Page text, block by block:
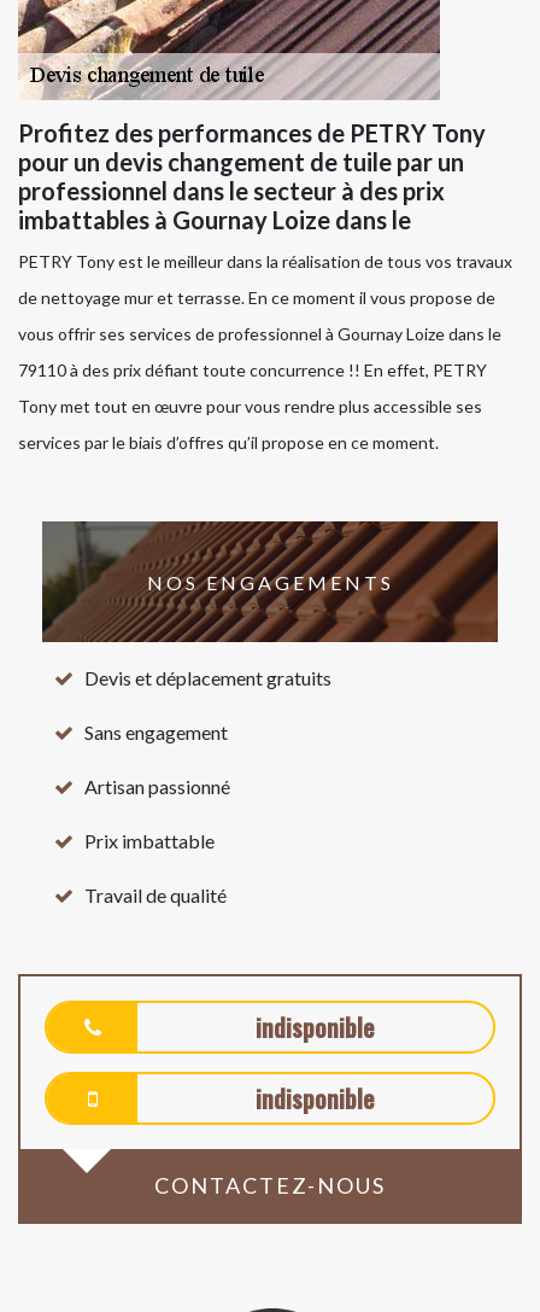
Profitez des performances de PETRY Tony
pour un devis changement de tuile par un
professionnel dans le secteur à des prix
imbattables à Gournay Loize dans le
PETRY Tony est le meilleur dans la réalisation de tous vos travaux
de nettoyage mur et terrasse. En ce moment il vous propose de
vous offrir ses services de professionnel à Gournay Loize dans le
79110 à des prix défiant toute concurrence !! En effet, PETRY
Tony met tout en œuvre pour vous rendre plus accessible ses
services par le biais d’offres qu’il propose en ce moment.
NOS ENGAGEMENTS
Devis et déplacement gratuits
Sans engagement
Artisan passionné
Prix imbattable
Travail de qualité
indisponible
indisponible
CONTACTEZ-NOUS